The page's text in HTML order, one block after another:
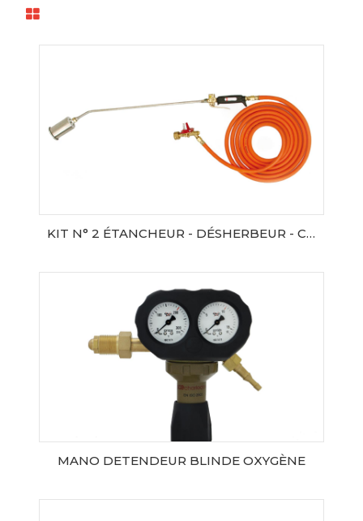
KIT N° 2 ÉTANCHEUR - DÉSHERBEUR - CHAUFFEUR
MANO DETENDEUR BLINDE OXYGÈNE